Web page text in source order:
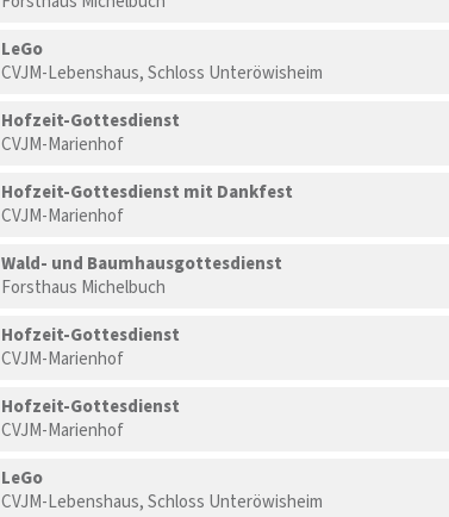
LeGo
CVJM-Lebenshaus, Schloss Unteröwisheim
Hofzeit-Gottesdienst
CVJM-Marienhof
Hofzeit-Gottesdienst mit Dankfest
CVJM-Marienhof
Wald- und Baumhausgottesdienst
Forsthaus Michelbuch
Hofzeit-Gottesdienst
CVJM-Marienhof
Hofzeit-Gottesdienst
CVJM-Marienhof
LeGo
CVJM-Lebenshaus, Schloss Unteröwisheim